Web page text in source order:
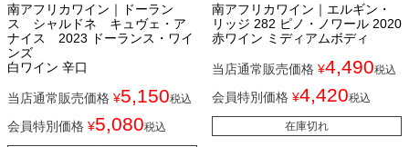
南アフリカワイン｜ドーラン
ス シャルドネ キュヴェ・ア
ナイス 2023 ドーランス・ワイ
ンズ
白ワイン 辛口
当店通常販売価格 ¥5,150税込
会員特別価格 ¥5,080税込
南アフリカワイン｜エルギン・
リッジ 282 ピノ・ノワール 2020
赤ワイン ミディアムボディ
当店通常販売価格 ¥4,490税込
会員特別価格 ¥4,420税込
在庫切れ